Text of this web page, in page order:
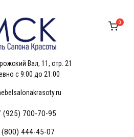
Вал, 11, стр. 21
с 9:00 до 21:00
(925) 700-70-95
(800) 444-45-07
0